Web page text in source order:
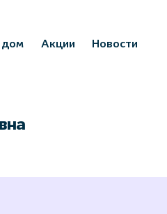
дом Акции Новости